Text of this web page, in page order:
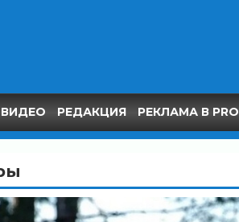
ВИДЕО РЕДАКЦИЯ РЕКЛАМА В PRO